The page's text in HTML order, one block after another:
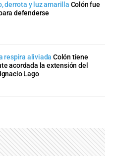
derrota y luz amarilla Colón fue
defenderse
respira aliviada Colón tiene
acordada la extensión del
Lago